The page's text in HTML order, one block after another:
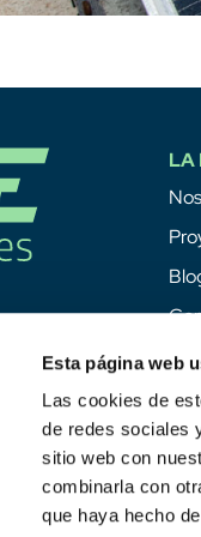
Esta página web
Las cookies de
de redes sociales
sitio web con
combinarla con
que haya hecho
LA